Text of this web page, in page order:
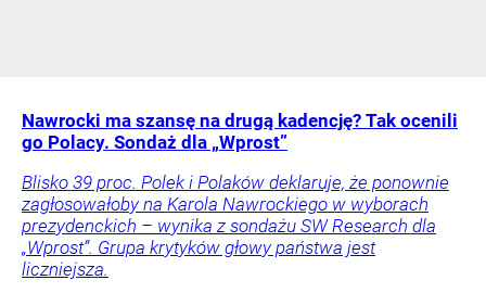
Nawrocki ma szansę na drugą kadencję? Tak ocenili
go Polacy. Sondaż dla „Wprost”
Blisko 39 proc. Polek i Polaków deklaruje, że ponownie
zagłosowałoby na Karola Nawrockiego w wyborach
prezydenckich – wynika z sondażu SW Research dla
„Wprost”. Grupa krytyków głowy państwa jest
liczniejsza.